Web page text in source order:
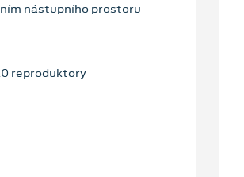
nástupního prostoru
reproduktory